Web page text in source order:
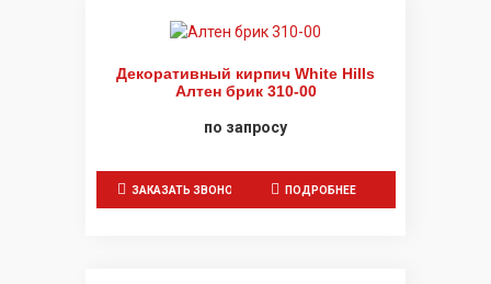
Декоративный кирпич White Hills
Алтен брик 310-00
по запросу
ЗАКАЗАТЬ ЗВОНОК ПОДРОБНЕЕ